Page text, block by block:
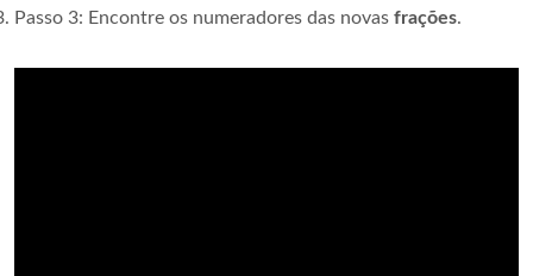
Passo 3: Encontre os numeradores das novas frações.